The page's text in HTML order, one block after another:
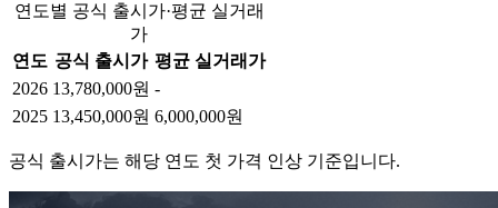
연도별 공식 출시가·평균 실거래
가
연도 공식 출시가 평균 실거래가
2026 13,780,000원 -
2025 13,450,000원 6,000,000원
공식 출시가는 해당 연도 첫 가격 인상 기준입니다.